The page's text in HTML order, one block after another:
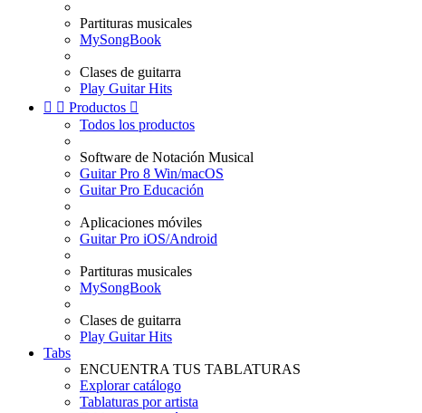
Partituras musicales
MySongBook
Clases de guitarra
Play Guitar Hits
  Productos 
Todos los productos
Software de Notación Musical
Guitar Pro 8 Win/macOS
Guitar Pro Educación
Aplicaciones móviles
Guitar Pro iOS/Android
Partituras musicales
MySongBook
Clases de guitarra
Play Guitar Hits
Tabs
ENCUENTRA TUS TABLATURAS
Explorar catálogo
Tablaturas por artista